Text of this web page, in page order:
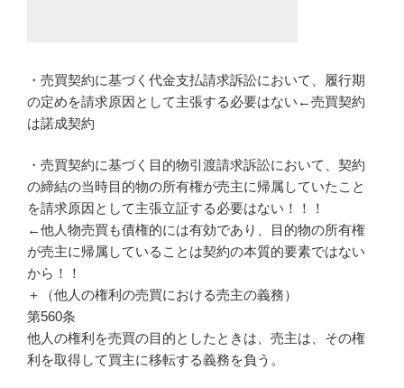
・売買契約に基づく代金支払請求訴訟において、履行期
の定めを請求原因として主張する必要はない←売買契約
は諾成契約
・売買契約に基づく目的物引渡請求訴訟において、契約
の締結の当時目的物の所有権が売主に帰属していたこと
を請求原因として主張立証する必要はない！！！
←他人物売買も債権的には有効であり、目的物の所有権
が売主に帰属していることは契約の本質的要素ではない
から！！
＋（他人の権利の売買における売主の義務）
第560条
他人の権利を売買の目的としたときは、売主は、その権
利を取得して買主に移転する義務を負う。